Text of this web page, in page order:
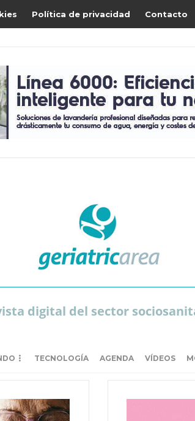
Política de privacidad Contacto
digital del sector
TECNOLOGÍA AGENDA VÍDEOS